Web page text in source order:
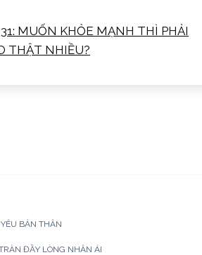
MUỐN KHỎE MẠNH THÌ PHẢI
THẬT NHIỀU?
BẢN THÂN
ĐẦY LÒNG NHÂN ÁI